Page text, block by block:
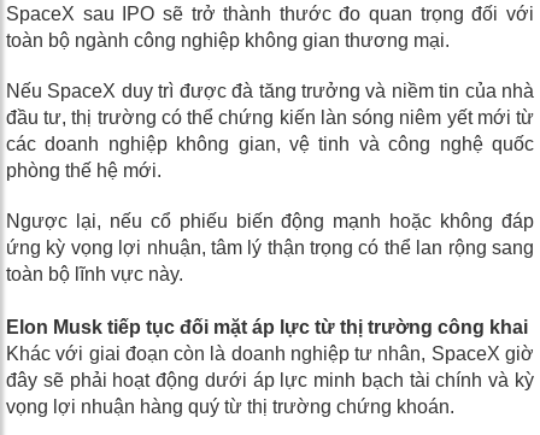
SpaceX sau IPO sẽ trở thành thước đo quan trọng đối với
toàn bộ ngành công nghiệp không gian thương mại.
Nếu SpaceX duy trì được đà tăng trưởng và niềm tin của nhà
đầu tư, thị trường có thể chứng kiến làn sóng niêm yết mới từ
các doanh nghiệp không gian, vệ tinh và công nghệ quốc
phòng thế hệ mới.
Ngược lại, nếu cổ phiếu biến động mạnh hoặc không đáp
ứng kỳ vọng lợi nhuận, tâm lý thận trọng có thể lan rộng sang
toàn bộ lĩnh vực này.
Elon Musk tiếp tục đối mặt áp lực từ thị trường công khai
Khác với giai đoạn còn là doanh nghiệp tư nhân, SpaceX giờ
đây sẽ phải hoạt động dưới áp lực minh bạch tài chính và kỳ
vọng lợi nhuận hàng quý từ thị trường chứng khoán.